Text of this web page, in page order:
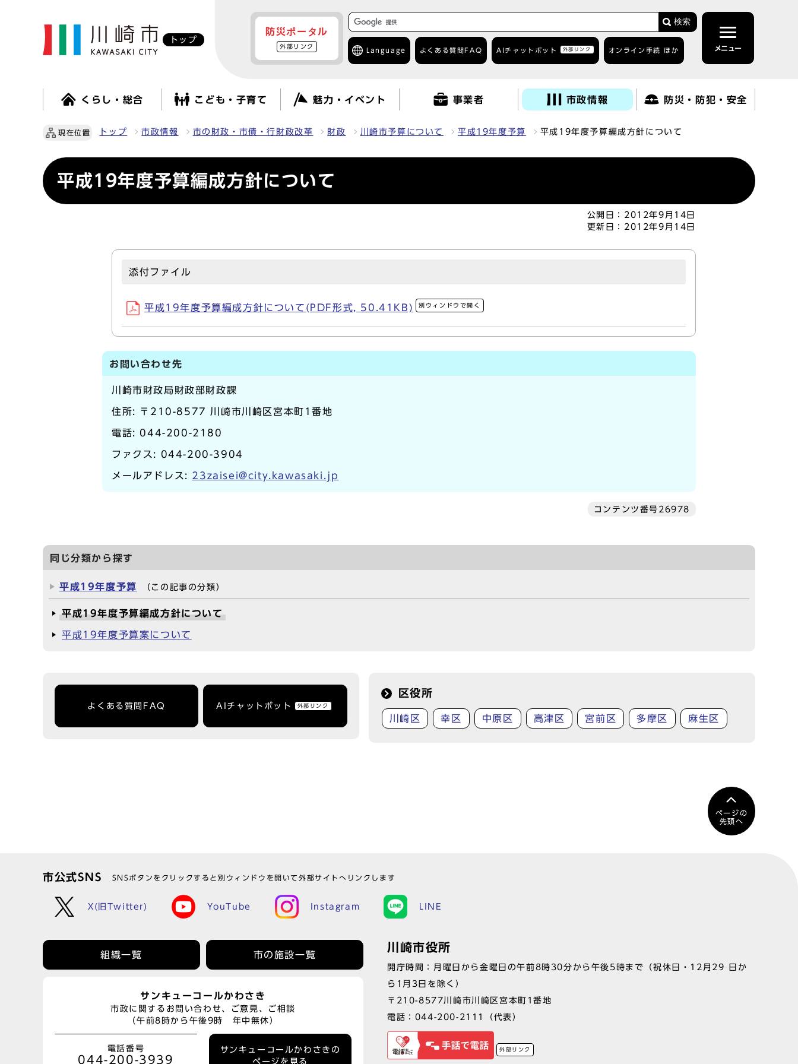
トップ
防災ポータル
外部リンク
検索
Language よくある質問 FAQ AIチャットボット 外部リンク オンライン手続 ほか メニュー
くらし・総合 こども・子育て 魅力・イベント 事業者 市政情報 防災・防犯・安全
現在位置 トップ 市政情報 市の財政・市債・行財政改革 財政 川崎市予算について 平成19年度予算 平成19年度予算編成方針について
平成19年度予算編成方針について
公開日： 2012年9月14日
更新日： 2012年9月14日
添付ファイル
平成19年度予算編成方針について(PDF形式, 50.41KB) 別ウィンドウで開く
お問い合わせ先
川崎市財政局財政部財政課
住所: 〒210-8577 川崎市川崎区宮本町1番地
電話: 044-200-2180
ファクス: 044-200-3904
メールアドレス: 23zaisei@city.kawasaki.jp
コンテンツ番号26978
同じ分類から探す
平成19年度予算 （この記事の分類）
平成19年度予算編成方針について
平成19年度予算案について
よくある質問FAQ AIチャットボット 外部リンク
区役所
川崎区 幸区 中原区 高津区 宮前区 多摩区 麻生区
ページの
先頭へ
市公式SNS SNSボタンをクリックすると別ウィンドウを開いて外部サイトへリンクします
X(旧Twitter) YouTube Instagram LINE
組織一覧 市の施設一覧
サンキューコールかわさき
市政に関するお問い合わせ、ご意見、ご相談
（午前8時から午後9時 年中無休）
電話番号
044-200-3939
サンキューコールかわさきの
ページを見る
川崎市役所
開庁時間：月曜日から金曜日の午前8時30分から午後5時まで（祝休日・12月29 日か
ら1月3日を除く）
〒210-8577川崎市川崎区宮本町1番地
電話： 044-200-2111 （代表）
外部リンク